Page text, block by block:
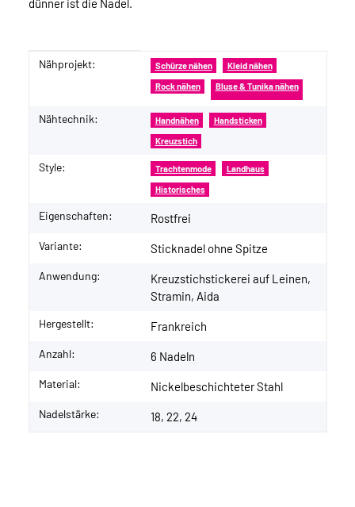
dünner ist die Nadel.
Produkteigenschaft
Wert
Nähprojekt: Schürze nähen Kleid nähen
Rock nähen Bluse & Tunika nähen
Nähtechnik: Handnähen Handsticken
Kreuzstich
Style: Trachtenmode Landhaus
Historisches
Eigenschaften: Rostfrei
Variante: Sticknadel ohne Spitze
Anwendung:
Kreuzstichstickerei auf Leinen,
Stramin, Aida
Hergestellt: Frankreich
Anzahl: 6 Nadeln
Material: Nickelbeschichteter Stahl
Nadelstärke: 18, 22, 24